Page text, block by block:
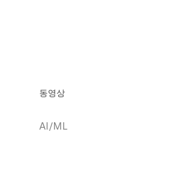
동영상
AI/ML